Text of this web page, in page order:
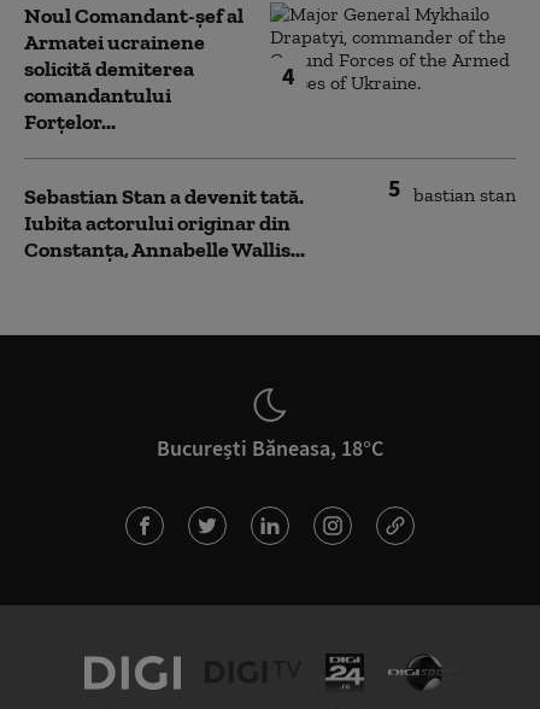
4
Noul Comandant-șef al
Armatei ucrainene
solicită demiterea
comandantului
Forțelor...
5
Sebastian Stan a devenit tată.
Iubita actorului originar din
Constanța, Annabelle Wallis...
București Băneasa, 18°C